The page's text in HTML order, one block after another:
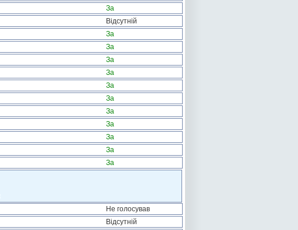
За
Відсутній
За
За
За
За
За
За
За
За
За
За
За
Не голосував
Відсутній